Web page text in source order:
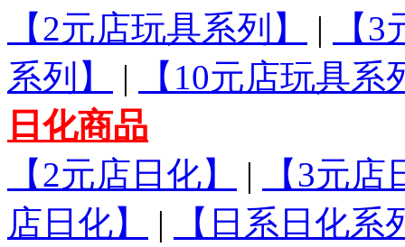
【2元店玩具系列】
|
【
系列】
|
【10元店玩具系
日化商品
【2元店日化】
|
【3元店
店日化】
| 【日系日化系